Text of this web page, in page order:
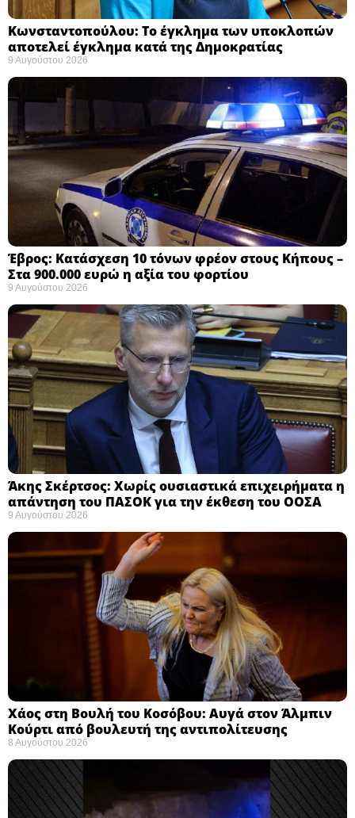
Κωνσταντοπούλου: Το έγκλημα των υποκλοπών
αποτελεί έγκλημα κατά της Δημοκρατίας ​
9 Αυγούστου 2026
Έβρος: Κατάσχεση 10 τόνων φρέον στους Κήπους –
Στα 900.000 ευρώ η αξία του φορτίου ​
9 Αυγούστου 2026
Άκης Σκέρτσος: Χωρίς ουσιαστικά επιχειρήματα η
απάντηση του ΠΑΣΟΚ για την έκθεση του ΟΟΣΑ ​
9 Αυγούστου 2026
Χάος στη Βουλή του Κοσόβου: Αυγά στον Άλμπιν
Κούρτι από βουλευτή της αντιπολίτευσης
8 Αυγούστου 2026